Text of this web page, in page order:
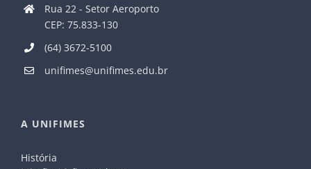
Rua 22 - Setor Aeroporto
CEP: 75.833-130
(64) 3672-5100
unifimes@unifimes.edu.br
A UNIFIMES
História